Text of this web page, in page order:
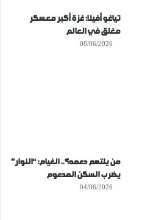
تياغو أفيلا: غزة أكبر معسكر
مغلق في العالم
08/06/2026
من يلتهم دعمه؟.. الغيام: “النوار”
يضرب السكن المدعوم
04/06/2026